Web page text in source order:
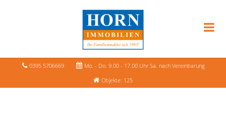
0395 5706669
Mo. - Do. 9.00 - 17.00 Uhr Sa. nach Vereinbarung
Objekte: 125